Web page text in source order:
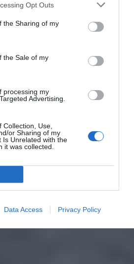
Opt Outs
the Sharing of my
the Sale of my
processing my
Advertising.
Use,
or Sharing of my
Is Unrelated with the
it was collected.
Data Access Privacy Policy